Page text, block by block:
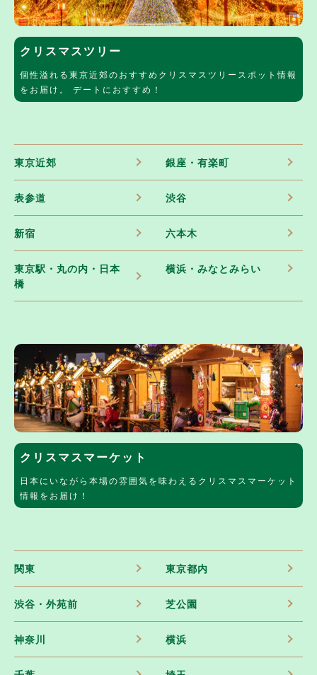
クリスマスツリー
個性溢れる東京近郊のおすすめクリスマスツリースポット情報
をお届け。 デートにおすすめ！
東京近郊 銀座・有楽町
表参道 渋谷
新宿 六本木
東京駅・丸の内・日本
橋
横浜・みなとみらい
クリスマスマーケット
日本にいながら本場の雰囲気を味わえるクリスマスマーケット
情報をお届け！
関東 東京都内
渋谷・外苑前 芝公園
神奈川 横浜